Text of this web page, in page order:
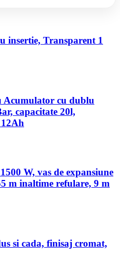
insertie, Transparent 1
Acumulator cu dublu
capacitate 20l,
W, vas de expansiune
m inaltime refulare, 9 m
si cada, finisaj cromat,